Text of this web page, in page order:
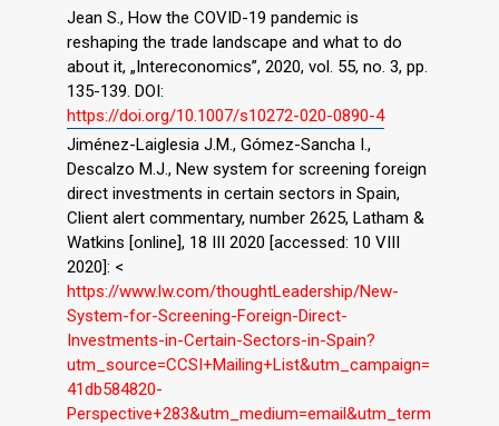
Jean S., How the COVID-19 pandemic is
reshaping the trade landscape and what to do
about it, „Intereconomics”, 2020, vol. 55, no. 3, pp.
135-139. DOI:
https://doi.org/10.1007/s10272-020-0890-4
Jiménez-Laiglesia J.M., Gómez-Sancha I.,
Descalzo M.J., New system for screening foreign
direct investments in certain sectors in Spain,
Client alert commentary, number 2625, Latham &
Watkins [online], 18 III 2020 [accessed: 10 VIII
2020]: <
https://www.lw.com/thoughtLeadership/New-
System-for-Screening-Foreign-Direct-
Investments-in-Certain-Sectors-in-Spain?
utm_source=CCSI+Mailing+List&utm_campaign=
41db584820-
Perspective+283&utm_medium=email&utm_term